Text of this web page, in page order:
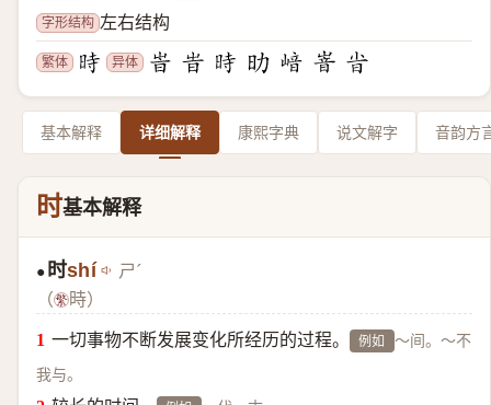
字形结构 左右结构
繁体 异体
基本解释 详细解释 康熙字典 说文解字 音韵方
时基本解释
● 时shí ㄕˊ
（
時）
一切事物不断发展变化所经历的过程。
例如 ～间。～不
我与。